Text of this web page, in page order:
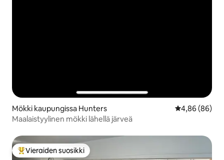
Mökki kaupungissa Hunters
4,86 (86)
Maalaistyylinen mökki lähellä järveä
Vieraiden suosikkien parhaimmistoa
Vieraiden suosikki